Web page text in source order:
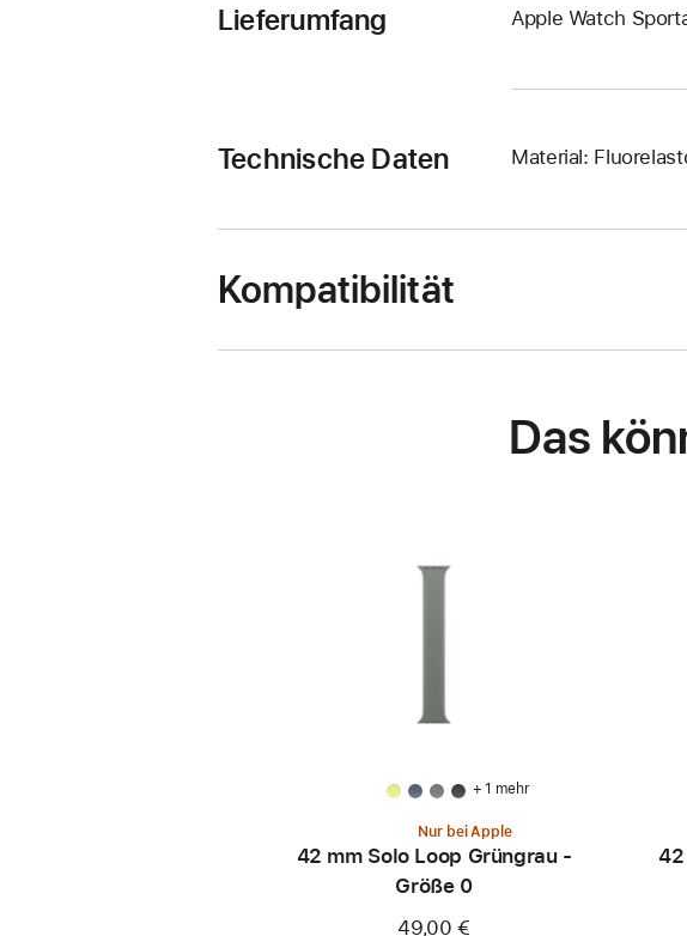
Lieferumfang Apple Watch
Technische Daten Material:
Kompatibilität
Das
+ 1 mehr
Nur bei Apple
42 mm Solo Loop Grüngrau -
Größe 0
49,00 €